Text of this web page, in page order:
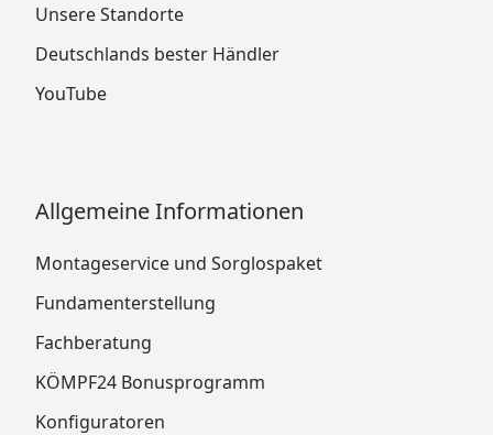
Unsere Standorte
Deutschlands bester Händler
YouTube
Allgemeine Informationen
Montageservice und Sorglospaket
Fundamenterstellung
Fachberatung
KÖMPF24 Bonusprogramm
Konfiguratoren